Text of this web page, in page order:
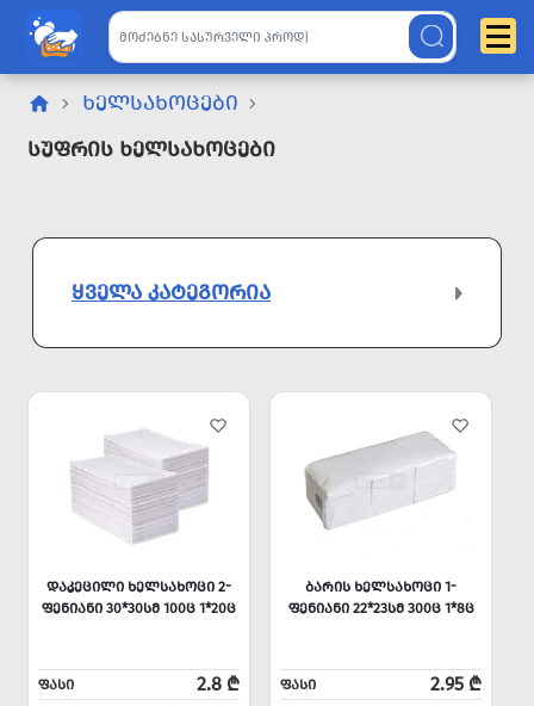
ᲮᲔᲚᲡᲐᲮᲝᲪᲔᲑᲘ
Სუფრის Ხელსახოცები
ᲧᲕᲔᲚᲐ ᲙᲐᲢᲔᲒᲝᲠᲘᲐ
ᲓᲐᲙᲔᲪᲘᲚᲘ ᲮᲔᲚᲡᲐᲮᲝᲪᲘ 2-
ᲤᲔᲜᲘᲐᲜᲘ 30*30ᲡᲛ 100Ც 1*20Ც
ᲤᲐᲡᲘ 2.8 ₾
ᲑᲐᲠᲘᲡ ᲮᲔᲚᲡᲐᲮᲝᲪᲘ 1-
ᲤᲔᲜᲘᲐᲜᲘ 22*23ᲡᲛ 300Ც 1*8Ც
ᲤᲐᲡᲘ 2.95 ₾